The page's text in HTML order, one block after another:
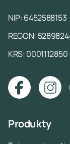
NIP: 6452588153
REGON:
KRS: 0001112850
Produkty